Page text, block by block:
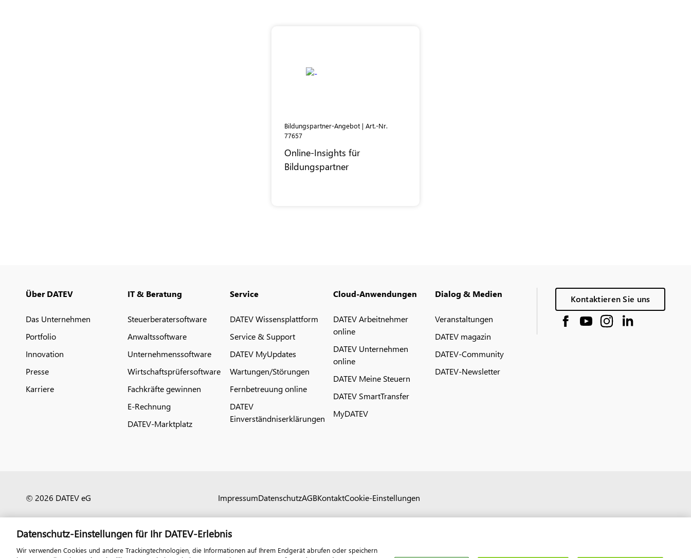
Bildungspartner-Angebot | Art.-Nr.
77657
Online-Insights für
Bildungspartner
Über DATEV
Das Unternehmen
Portfolio
Innovation
Presse
Karriere
IT & Beratung
Steuerberatersoftware
Anwaltssoftware
Unternehmenssoftware
Wirtschaftsprüfersoftware
Fachkräfte gewinnen
E-Rechnung
DATEV-Marktplatz
Service
DATEV Wissensplattform
Service & Support
DATEV MyUpdates
Wartungen/Störungen
Fernbetreuung online
DATEV
Einverständniserklärungen
Cloud-Anwendungen
DATEV Arbeitnehmer
online
DATEV Unternehmen
online
DATEV Meine Steuern
DATEV SmartTransfer
MyDATEV
Dialog & Medien
Veranstaltungen
DATEV magazin
DATEV-Community
DATEV-Newsletter
Kontaktieren Sie uns
© 2026 DATEV eG ImpressumDatenschutzAGBKontaktCookie-Einstellungen
Datenschutz-Einstellungen für Ihr DATEV-Erlebnis
Wir verwenden Cookies und andere Trackingtechnologien, die Informationen auf Ihrem Endgerät abrufen oder speichern